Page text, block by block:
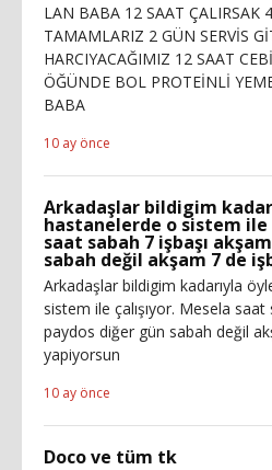
LAN BABA 12 SAAT ÇALIRSAK
TAMAMLARIZ 2 GÜN SERVİS
HARCIYACAĞIMIZ 12 SAAT
ÖĞÜNDE BOL PROTEİNLİ
BABA
10 ay önce
Arkadaşlar bildigim
hastanelerde o sistem ile
saat sabah 7 işbaşı
sabah değil akşam 7 de
Arkadaşlar bildigim kadarıyla
sistem ile çalışıyor. Mesela
paydos diğer gün sabah değil
yapiyorsun
10 ay önce
Doco ve tüm tk